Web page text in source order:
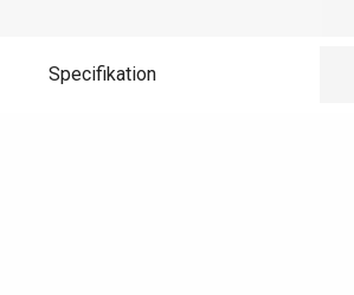
Specifikation